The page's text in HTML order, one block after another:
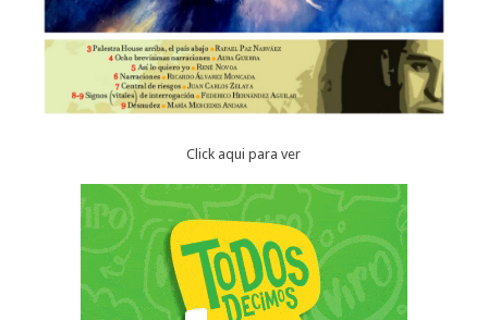
Click aqui para ver